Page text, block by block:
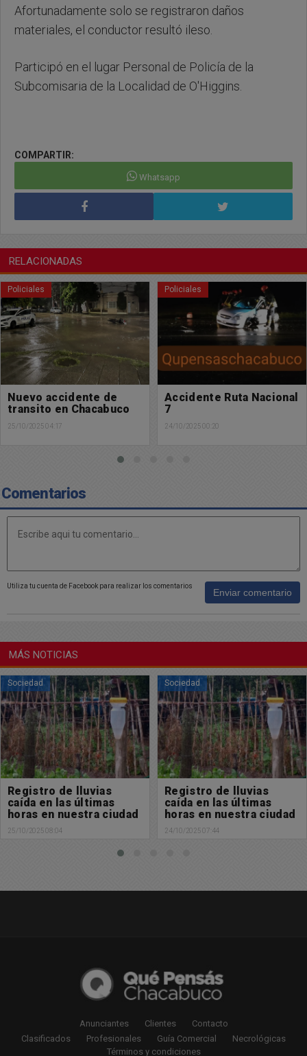
Afortunadamente solo se registraron daños
materiales, el conductor resultó ileso.
Participó en el lugar Personal de Policía de la
Subcomisaria de la Localidad de O'Higgins.
COMPARTIR:
Whatsapp
RELACIONADAS
Policiales
Accidente Ruta Nacional
7
24/10/2025 00:20
Policiales
Un perro protagonista
de un nuevo accidente
en la ciudad
Comentarios
Utiliza tu cuenta de Facebook para realizar los comentarios
Enviar comentario
MÁS NOTICIAS
Sociedad
Registro de lluvias
caída en las últimas
horas en nuestra ciudad
24/10/2025 07:44
Sociedad
Alerta Metereológico:
Se esperan tormentas
para las próximas horas
23/10/2025 17:46
Anunciantes Clientes
Contacto
Clasificados
Profesionales Guía Comercial
Necrológicas
Términos y condiciones